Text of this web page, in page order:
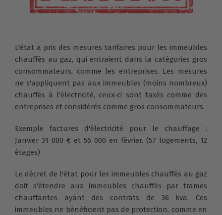
L'état a pris des mesures tarifaires pour les immeubles
chauffés au gaz, qui entraient dans la catégories gros
consommateurs, comme les entreprises. Les mesures
ne s'appliquent pas aux immeubles (moins nombreux)
chauffés à l'électricité, ceux-ci sont taxés comme des
entreprises et considérés comme gros consommateurs.
Exemple factures d'électricité pour le chauffage :
Janvier 31 000 € et 56 000 en février. (57 logements, 12
étages)
Le décret de l'état pour les immeubles chauffés au gaz
doit s'étendre aux immeubles chauffés par trames
chauffantes ayant des contrats de 36 kva. Ces
immeubles ne bénéficient pas de protection, comme en